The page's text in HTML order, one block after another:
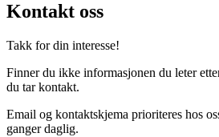
Kontakt oss
Takk for din interesse!
Finner du ikke informasjonen du leter
du tar kontakt.
Email og kontaktskjema prioriteres hos
ganger daglig.